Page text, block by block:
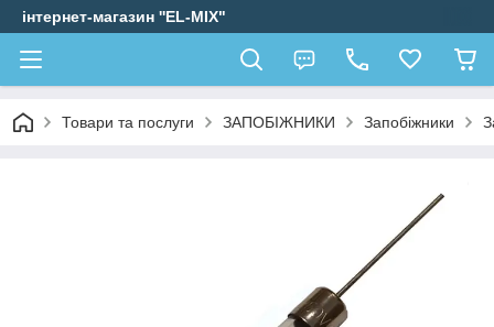
інтернет-магазин ''EL-MIX"
Товари та послуги ЗАПОБІЖНИКИ Запобіжники